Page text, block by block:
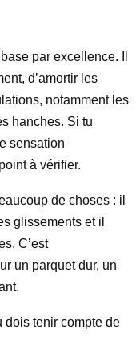
par excellence. Il
d’amortir les
notamment les
hanches. Si tu
sensation
à vérifier.
de choses : il
glissements et il
C’est
un parquet dur, un
dois tenir compte de